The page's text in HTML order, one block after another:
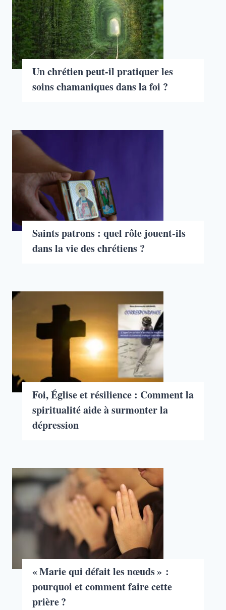
Un chrétien peut-il pratiquer les
soins chamaniques dans la foi ?
Saints patrons : quel rôle jouent-ils
dans la vie des chrétiens ?
Foi, Église et résilience : Comment la
spiritualité aide à surmonter la
dépression
« Marie qui défait les nœuds » :
pourquoi et comment faire cette
prière ?